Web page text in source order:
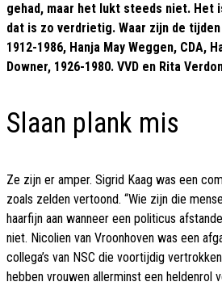
gehad, maar het lukt steeds niet. Het
dat is zo verdrietig. Waar zijn de tijden
1912-1986, Hanja May Weggen, CDA,
Downer, 1926-1980. VVD en Rita
Slaan plank mis
Ze zijn er amper. Sigrid Kaag was een
zoals zelden vertoond. “Wie zijn die
haarfijn aan wanneer een politicus
niet. Nicolien van Vroonhoven was een
collega’s van NSC die voortijdig
hebben vrouwen allerminst een heldenrol